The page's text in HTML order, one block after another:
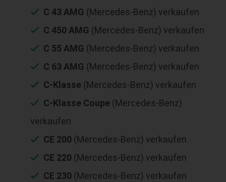
C 43 AMG (Mercedes-Benz) verkaufen
C 450 AMG (Mercedes-Benz) verkaufen
C 55 AMG (Mercedes-Benz) verkaufen
C 63 AMG (Mercedes-Benz) verkaufen
C-Klasse (Mercedes-Benz) verkaufen
C-Klasse Coupe (Mercedes-Benz)
verkaufen
CE 200 (Mercedes-Benz) verkaufen
CE 220 (Mercedes-Benz) verkaufen
CE 230 (Mercedes-Benz) verkaufen